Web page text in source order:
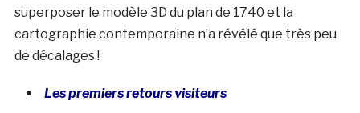
superposer le modèle 3D du plan de 1740 et la
cartographie contemporaine n’a révélé que très peu
de décalages !
Les premiers retours visiteurs